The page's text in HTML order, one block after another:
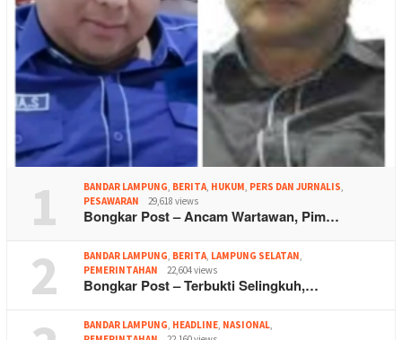
1 BANDAR LAMPUNG, BERITA, HUKUM, PERS DAN JURNALIS,
PESAWARAN
29,618 views
Bongkar Post – Ancam Wartawan, Pim…
2 BANDAR LAMPUNG, BERITA, LAMPUNG SELATAN,
PEMERINTAHAN
22,604 views
Bongkar Post – Terbukti Selingkuh,…
BANDAR LAMPUNG, HEADLINE, NASIONAL,